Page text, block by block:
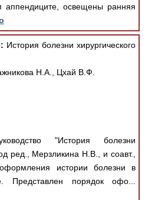
аппендиците, освещены ранняя
История болезни хирургического
Н.А., Цхай В.Ф.
"История болезни
ред., Мерзликина Н.В., и соавт.,
истории болезни в
Представлен порядок офо...